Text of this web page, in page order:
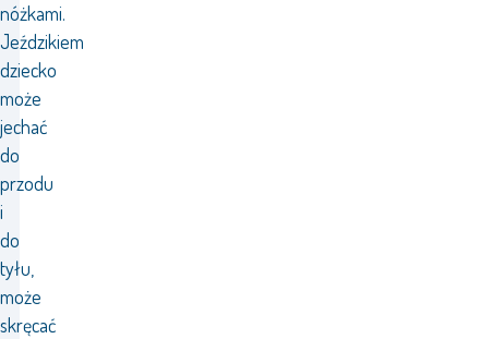
nóżkami.
Jeździkiem
dziecko
może
jechać
do
przodu
i
do
tyłu,
może
skręcać